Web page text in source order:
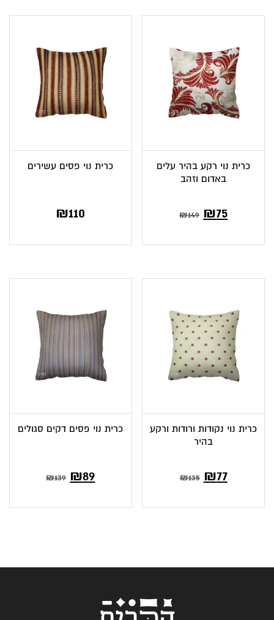
כרית נוי רקע בהיר עלים
באדום וזהב
₪149 ₪75
כרית נוי פסים עשירים
₪110
כרית נוי נקודות ורודות ורקע
בהיר
₪135 המחיר
₪77המחיר
כרית נוי פסים דקים סגולים
₪139 ₪89